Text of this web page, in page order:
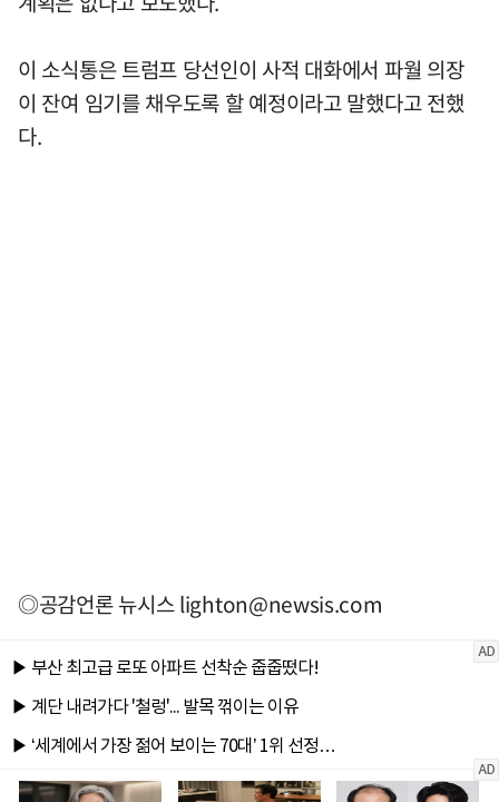
이 소식통은 트럼프 당선인이 사적 대화에서 파월 의장
이 잔여 임기를 채우도록 할 예정이라고 말했다고 전했
다.
◎공감언론 뉴시스lighton@newsis.com